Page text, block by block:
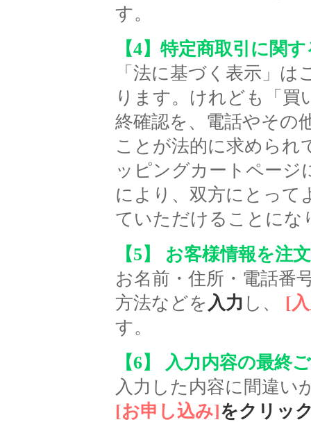
す。
【4】特定商取引に関
「 法に基づく表示 」は
ります。けれども「買
終確認を 、電話やその
ことが法的に求められ
ッピングカートページ
により、双方にとって
ていただけることにな
【5】 お客様情報を注
お名前・住所・電話番
方法などを入力 し、
[
す。
【6】
入力内容の最終
入力した内容に間違い
[お申し込み]をクリッ